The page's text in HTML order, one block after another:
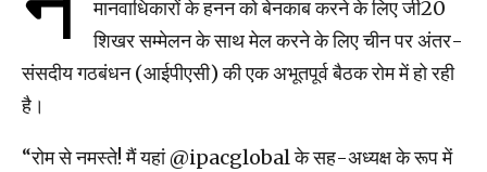
मानवाधिकारों के हनन को बेनकाब करने के लिए जी20
शिखर सम्मेलन के साथ मेल करने के लिए चीन पर अंतर-
संसदीय गठबंधन (आईपीएसी) की एक अभूतपूर्व बैठक रोम में हो रही
है।
“रोम से नमस्ते! मैं यहां @ipacglobal के सह-अध्यक्ष के रूप में